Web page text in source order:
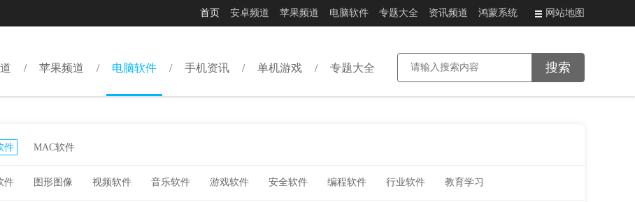
首页 安卓频道 苹果频道 电脑软件 专题大全 资讯频道 鸿蒙系统 网站地图
苹果频道 电脑软件 手机资讯 单机游戏 专题大全
件 MAC软件
件 图形图像 视频软件 音乐软件 游戏软件 安全软件 编程软件 行业软件 教育学习